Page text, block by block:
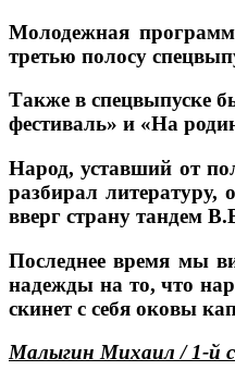
Молодежная
третью полосу
Также в спецвыпуске
фестиваль» и «На
Народ, уставший от
разбирал литературу,
вверг страну тандем
Последнее время мы
надежды на то, что
скинет с себя оковы
Малыгин Михаил / 1-й